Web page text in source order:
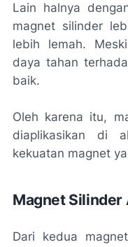
Lain halnya
magnet silinder
lebih lemah.
daya tahan
baik.
Oleh karena itu,
diaplikasikan di
kekuatan magnet
Magnet Silinder
Dari kedua